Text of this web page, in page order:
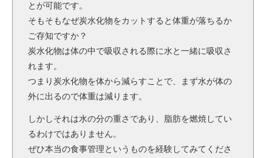
とが可能です。
そもそもなぜ炭水化物をカットすると体重が落ちるか
ご存知ですか？
炭水化物は体の中で吸収される際に水と一緒に吸収さ
れます。
つまり炭水化物を体から減らすことで、まず水が体の
外に出るので体重は減ります。
しかしそれは水の分の重さであり、脂肪を燃焼してい
るわけではありません。
ぜひ本当の食事管理というものを経験してみてくださ